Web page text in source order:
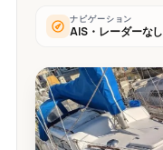
ナビゲーション
AIS・レーダーなし